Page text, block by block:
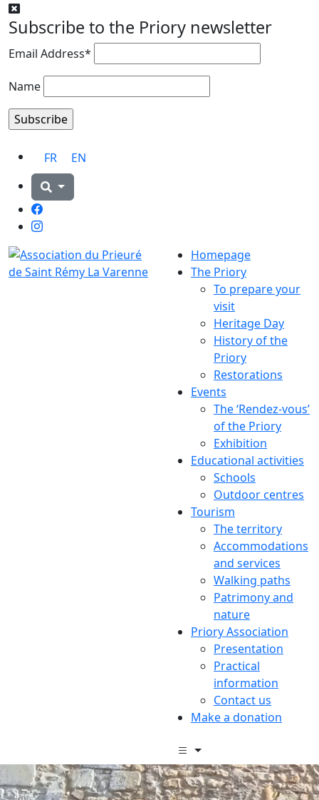
Subscribe to the Priory newsletter
Email Address*
Name
FR EN
Facebook
Instagram
Homepage
The Priory
To prepare your
visit
Heritage Day
History of the
Priory
Restorations
Events
The ‘Rendez-vous’
of the Priory
Exhibition
Educational activities
Schools
Outdoor centres
Tourism
The territory
Accommodations
and services
Walking paths
Patrimony and
nature
Priory Association
Presentation
Practical
information
Contact us
Make a donation